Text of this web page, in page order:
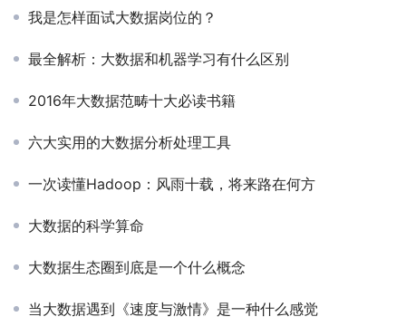
我是怎样面试大数据岗位的？
最全解析：大数据和机器学习有什么区别
2016年大数据范畴十大必读书籍
六大实用的大数据分析处理工具
一次读懂Hadoop：风雨十载，将来路在何方
大数据的科学算命
大数据生态圈到底是一个什么概念
当大数据遇到《速度与激情》是一种什么感觉